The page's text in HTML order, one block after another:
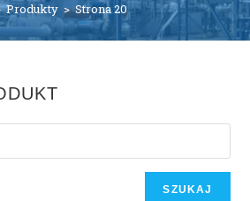
Produkty > Strona 20
SZUKAJ